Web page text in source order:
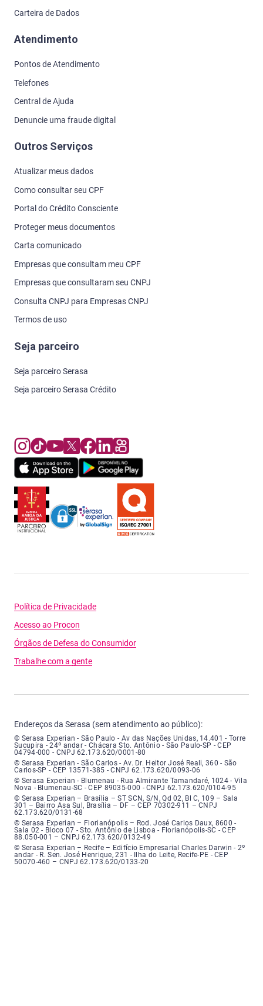
Carteira de Dados
Atendimento
Pontos de Atendimento
Telefones
Central de Ajuda
Denuncie uma fraude digital
Outros Serviços
Atualizar meus dados
Como consultar seu CPF
Portal do Crédito Consciente
Proteger meus documentos
Carta comunicado
Empresas que consultam meu CPF
Empresas que consultaram seu CNPJ
Consulta CNPJ para Empresas CNPJ
Termos de uso
Seja parceiro
Seja parceiro Serasa
Seja parceiro Serasa Crédito
Política de Privacidade
Acesso ao Procon
Órgãos de Defesa do Consumidor
Trabalhe com a gente
Endereços da Serasa (sem atendimento ao público):
Serasa Experian - São Paulo - Endereço: Avenida das Nações Unidas,
© Serasa Experian - São Paulo - Av das Nações Unidas, 14.401 - Torre
Sucupira - 24º andar - Chácara Sto. Antônio - São Paulo-SP - CEP
04794-000 - CNPJ 62.173.620/0001-80
Serasa Experian - São Carlos - Endereço: Avenida Doutor Heitor José
© Serasa Experian - São Carlos - Av. Dr. Heitor José Reali, 360 - São
Carlos-SP - CEP 13571-385 - CNPJ 62.173.620/0093-06
Serasa Experian - Blumenau - Endereço: Rua Almirante Tamandaré,
© Serasa Experian - Blumenau - Rua Almirante Tamandaré, 1024 - Vila
Nova - Blumenau-SC - CEP 89035-000 - CNPJ 62.173.620/0104-95
Serasa Experian - Brasília, Endereço: Setor Comercial Norte, sem
© Serasa Experian – Brasília – ST SCN, S/N, Qd 02, Bl C, 109 – Sala
301 – Bairro Asa Sul, Brasília – DF – CEP 70302-911 – CNPJ
62.173.620/0131-68
Serasa Experian - Florianópolis, Endereço: Rodovia José Carlos, número
© Serasa Experian – Florianópolis – Rod. José Carlos Daux, 8600 -
Sala 02 - Bloco 07 - Sto. Antônio de Lisboa - Florianópolis-SC - CEP
88.050-001 – CNPJ 62.173.620/0132-49
Serasa Experian - Recife, Endereço: Edifício Empresarial Charles Darwin,
© Serasa Experian – Recife – Edifício Empresarial Charles Darwin - 2º
andar - R. Sen. José Henrique, 231 - Ilha do Leite, Recife-PE - CEP
50070-460 – CNPJ 62.173.620/0133-20